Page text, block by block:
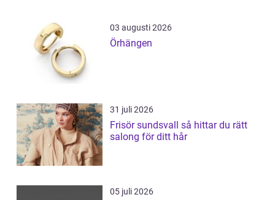
03 augusti 2026
Örhängen
31 juli 2026
Frisör sundsvall så hittar du rätt
salong för ditt hår
05 juli 2026